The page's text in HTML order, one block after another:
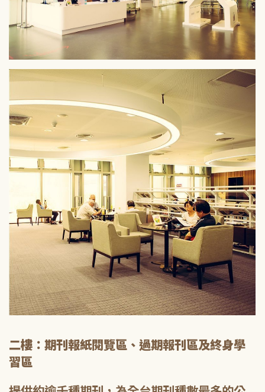
二樓：期刊報紙閱覽區、過期報刊區及終身學
習區